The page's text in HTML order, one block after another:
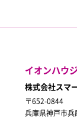
イオンハウ
株式会社スマ
〒652-0844
兵庫県神戸市